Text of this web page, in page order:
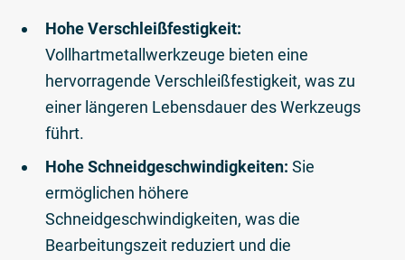
Hohe Verschleißfestigkeit:
Vollhartmetallwerkzeuge bieten eine
hervorragende Verschleißfestigkeit, was zu
einer längeren Lebensdauer des Werkzeugs
führt.
Hohe Schneidgeschwindigkeiten: Sie
ermöglichen höhere
Schneidgeschwindigkeiten, was die
Bearbeitungszeit reduziert und die